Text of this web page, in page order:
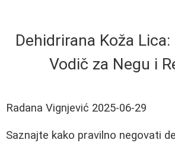
Dehidrirana Koža
Vodič za Negu i
Radana Vignjević 2025-06-29
Saznajte kako pravilno negovati